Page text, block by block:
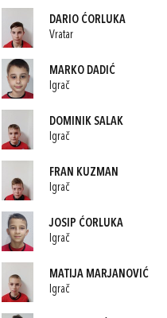
DARIO ĆORLUKA
Vratar
MARKO DADIĆ
Igrač
DOMINIK SALAK
Igrač
FRAN KUZMAN
Igrač
JOSIP ĆORLUKA
Igrač
MATIJA MARJANOVIĆ
Igrač